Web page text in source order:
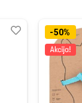
Dodaj
Uporedi-50%